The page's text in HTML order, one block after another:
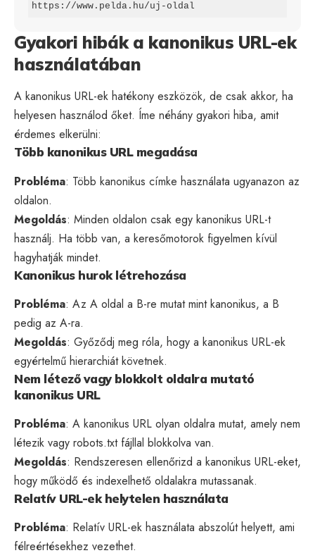
https://www.pelda.hu/uj-oldal
Gyakori hibák a kanonikus URL-ek
használatában
A kanonikus URL-ek hatékony eszközök, de csak akkor, ha
helyesen használod őket. Íme néhány gyakori hiba, amit
érdemes elkerülni:
Több kanonikus URL megadása
Probléma: Több kanonikus címke használata ugyanazon az
oldalon.
Megoldás: Minden oldalon csak egy kanonikus URL-t
használj. Ha több van, a keresőmotorok figyelmen kívül
hagyhatják mindet.
Kanonikus hurok létrehozása
Probléma: Az A oldal a B-re mutat mint kanonikus, a B
pedig az A-ra.
Megoldás: Győződj meg róla, hogy a kanonikus URL-ek
egyértelmű hierarchiát követnek.
Nem létező vagy blokkolt oldalra mutató
kanonikus URL
Probléma: A kanonikus URL olyan oldalra mutat, amely nem
létezik vagy robots.txt fájllal blokkolva van.
Megoldás: Rendszeresen ellenőrizd a kanonikus URL-eket,
hogy működő és indexelhető oldalakra mutassanak.
Relatív URL-ek helytelen használata
Probléma: Relatív URL-ek használata abszolút helyett, ami
félreértésekhez vezethet.